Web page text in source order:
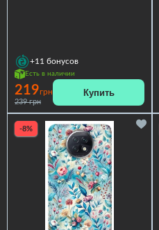
+11 бонусов
Есть в наличии
219грн
239 грн
Купить
-8%